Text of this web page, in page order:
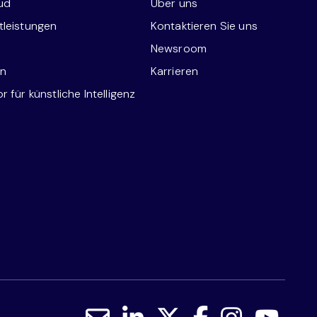
für künstliche Intelligenz
Über uns
Kontaktieren Sie uns
Newsroom
Karrieren